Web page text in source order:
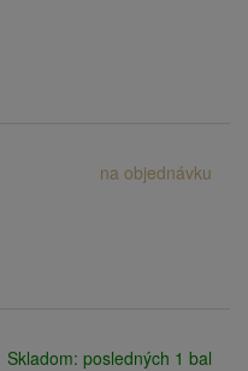
na objednávku
Skladom: posledných 1 bal